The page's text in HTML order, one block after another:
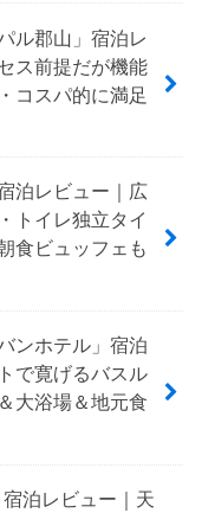
ル郡山」宿泊レ
ス前提だが機能
コスパ的に満足
泊レビュー｜広
トイレ独立タイ
食ビュッフェも
ンホテル」宿泊
で寛げるバスル
大浴場＆地元食
宿泊レビュー｜天